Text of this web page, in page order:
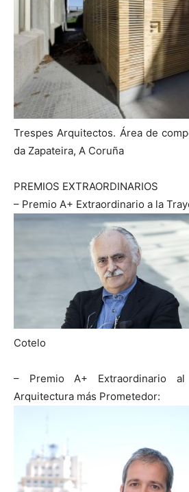
Trespes Arquitectos. Área de
da Zapateira, A Coruña
PREMIOS EXTRAORDINARIOS
– Premio A+ Extraordinario a la
Cotelo
– Premio A+ Extraordinario
Arquitectura más Prometedor: